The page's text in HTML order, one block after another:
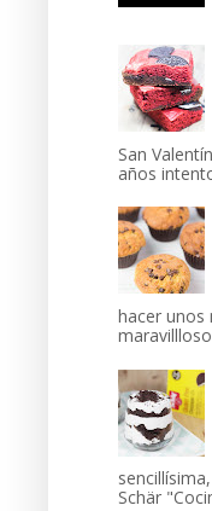
San
años
hacer unos
Schär